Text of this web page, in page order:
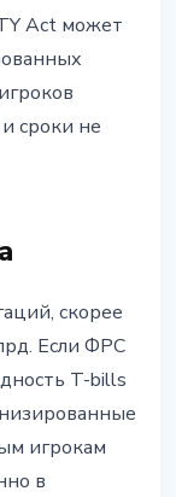
Act может
сроки не
скорее
Если ФРС
T-bills
игрокам
в